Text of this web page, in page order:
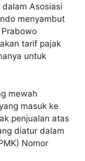
Asosiasi
menyambut
tarif pajak
untuk
mewah
masuk ke
penjualan atas
diatur dalam
Nomor